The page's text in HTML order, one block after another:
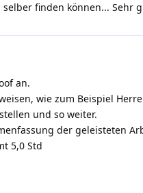
finden können... Sehr
an.
wie zum Beispiel
und so weiter.
der geleisteten
5,0 Std